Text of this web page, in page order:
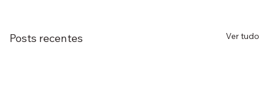
Posts recentes Ver tudo